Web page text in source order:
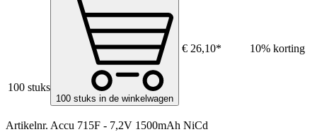
100 stuks
100 stuks in de winkelwagen
€ 26,10* 10% korting
Artikelnr. Accu 715F - 7,2V 1500mAh NiCd